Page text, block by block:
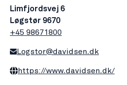
Limfjordsvej 6
Løgstør 9670
+45 98671800
Logstor@davidsen.dk
https://www.davidsen.dk/